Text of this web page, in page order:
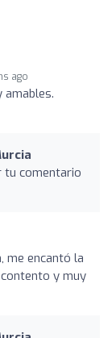
ago
amables.
tu comentario
me encantó la
y muy